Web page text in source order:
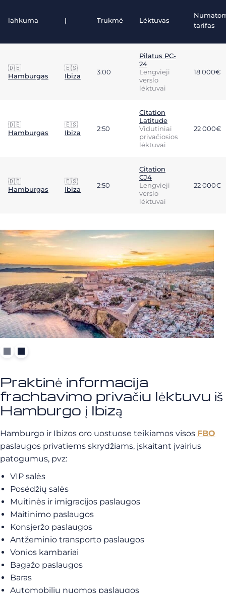
lahkuma Į Trukmė Lėktuvas
tarifas
🇩🇪
Hamburgas
🇪🇸
Ibiza
3:00
Pilatus PC-
24
Lengvieji
verslo
lėktuvai
18 000€
🇩🇪
Hamburgas
🇪🇸
Ibiza
2:50
Citation
Latitude
Vidutiniai
privačiosios
lėktuvai
22 000€
🇩🇪
Hamburgas
🇪🇸
Ibiza
2:50
Citation
CJ4
Lengvieji
verslo
lėktuvai
22 000€
Praktinė informacija
frachtavimo privačiu lėktuvu iš
Hamburgo į Ibizą
Hamburgo ir Ibizos oro uostuose teikiamos visos FBO
paslaugos privatiems skrydžiams, įskaitant įvairius
patogumus, pvz:
VIP salės
Posėdžių salės
Muitinės ir imigracijos paslaugos
Maitinimo paslaugos
Konsjeržo paslaugos
Antžeminio transporto paslaugos
Vonios kambariai
Bagažo paslaugos
Baras
Automobilių nuomos paslaugos